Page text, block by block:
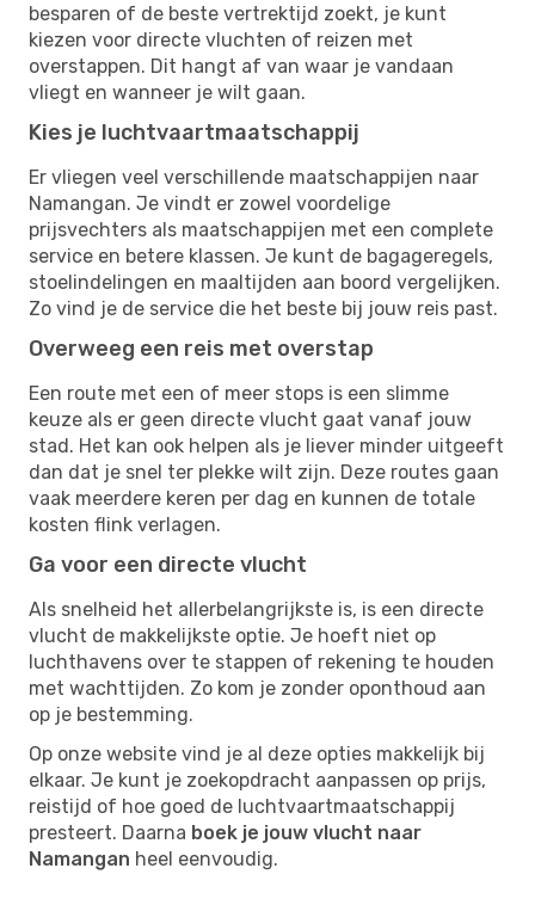
besparen of de beste vertrektijd zoekt, je kunt
kiezen voor directe vluchten of reizen met
overstappen. Dit hangt af van waar je vandaan
vliegt en wanneer je wilt gaan.
Kies je luchtvaartmaatschappij
Er vliegen veel verschillende maatschappijen naar
Namangan. Je vindt er zowel voordelige
prijsvechters als maatschappijen met een complete
service en betere klassen. Je kunt de bagageregels,
stoelindelingen en maaltijden aan boord vergelijken.
Zo vind je de service die het beste bij jouw reis past.
Overweeg een reis met overstap
Een route met een of meer stops is een slimme
keuze als er geen directe vlucht gaat vanaf jouw
stad. Het kan ook helpen als je liever minder uitgeeft
dan dat je snel ter plekke wilt zijn. Deze routes gaan
vaak meerdere keren per dag en kunnen de totale
kosten flink verlagen.
Ga voor een directe vlucht
Als snelheid het allerbelangrijkste is, is een directe
vlucht de makkelijkste optie. Je hoeft niet op
luchthavens over te stappen of rekening te houden
met wachttijden. Zo kom je zonder oponthoud aan
op je bestemming.
Op onze website vind je al deze opties makkelijk bij
elkaar. Je kunt je zoekopdracht aanpassen op prijs,
reistijd of hoe goed de luchtvaartmaatschappij
presteert. Daarna boek je jouw vlucht naar
Namangan heel eenvoudig.